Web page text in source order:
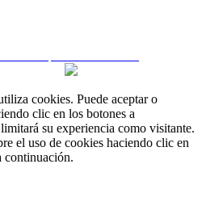
cookies. Puede aceptar o
clic en los botones a
su experiencia como visitante.
el uso de cookies haciendo clic en